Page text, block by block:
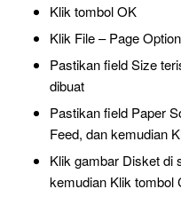
Klik tombol OK
Klik File – Page
Pastikan field Size
dibuat
Pastikan field Paper
Feed, dan kemudian
Klik gambar Disket di
kemudian Klik tombol